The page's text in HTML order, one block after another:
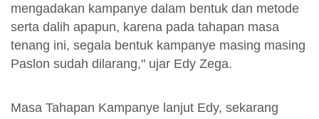
mengadakan kampanye dalam bentuk dan metode
serta dalih apapun, karena pada tahapan masa
tenang ini, segala bentuk kampanye masing masing
Paslon sudah dilarang," ujar Edy Zega.
Masa Tahapan Kampanye lanjut Edy, sekarang